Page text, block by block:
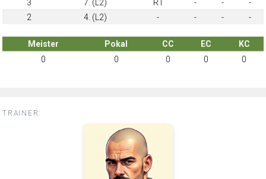
3
7. (L2) R1 - -
-
2
4. (L2) - - - -
Meister Pokal CC EC
KC
0
0 0 0 0
TRAINER: